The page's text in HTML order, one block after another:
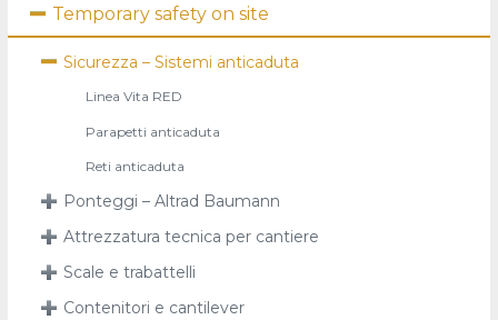
Temporary safety on site
Sicurezza – Sistemi anticaduta
Linea Vita RED
Parapetti anticaduta
Reti anticaduta
Ponteggi – Altrad Baumann
Attrezzatura tecnica per cantiere
Scale e trabattelli
Contenitori e cantilever